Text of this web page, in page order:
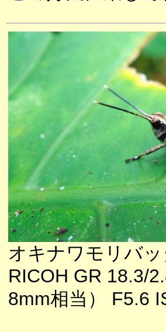
オキナワモリバ
RICOH GR 18.3/
8mm相当） F5.6